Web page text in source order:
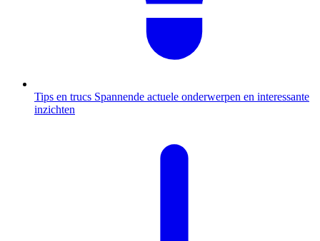
Tips en trucs Spannende actuele onderwerpen en interessante
inzichten